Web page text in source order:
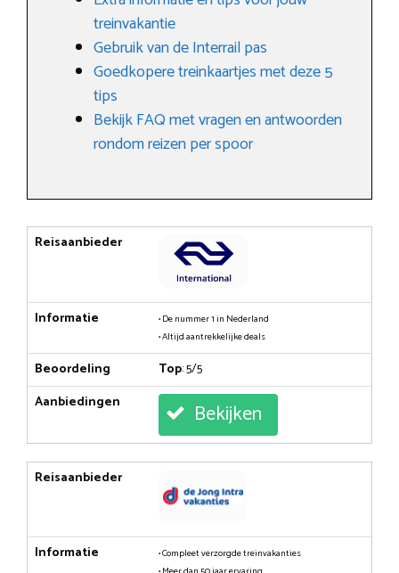
treinvakantie
Gebruik van de Interrail pas
Goedkopere treinkaartjes met deze 5
tips
Bekijk FAQ met vragen en antwoorden
rondom reizen per spoor
Reisaanbieder
Informatie
• De nummer 1 in Nederland
• Altijd aantrekkelijke deals
Beoordeling Top: 5/5
Aanbiedingen
Bekijken
Reisaanbieder
Informatie
• Compleet verzorgde treinvakanties